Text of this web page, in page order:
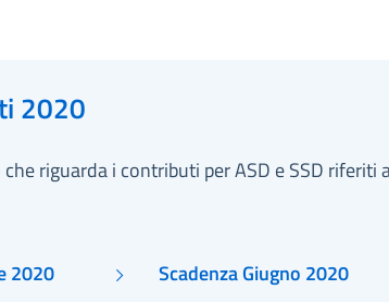
2020
riguarda i contributi per ASD e SSD riferiti
2020 Scadenza Giugno 2020